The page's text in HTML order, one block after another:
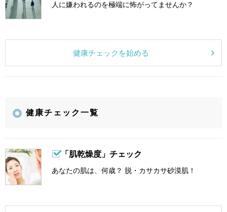
人に嫌われるのを極端に怖がってませんか？
健康チェックを始める
健康チェック一覧
「肌乾燥度」チェック
あなたの肌は、何歳？ 脱・カサカサ砂漠肌！